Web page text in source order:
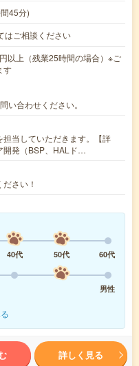
45分)
はご相談ください
以上（残業25時間の場合）※ご
す
合わせください。
担当していただきます。【詳
開発（BSP、HALド…
さい！
40代 50代
60代
男性
詳しく見る